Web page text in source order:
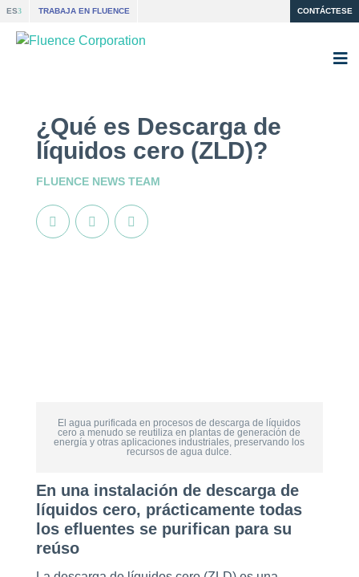
ES TRABAJA EN FLUENCE CONTÁCTESE
¿Qué es Descarga de
líquidos cero (ZLD)?
FLUENCE NEWS TEAM
El agua purificada en procesos de descarga de líquidos
cero a menudo se reutiliza en plantas de generación de
energía y otras aplicaciones industriales, preservando los
recursos de agua dulce.
En una instalación de descarga de
líquidos cero, prácticamente todas
los efluentes se purifican para su
reúso